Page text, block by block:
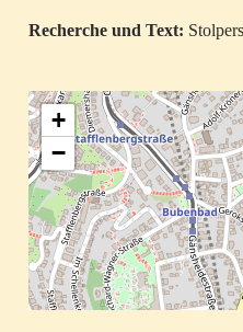
Recherche und Text:
+
−